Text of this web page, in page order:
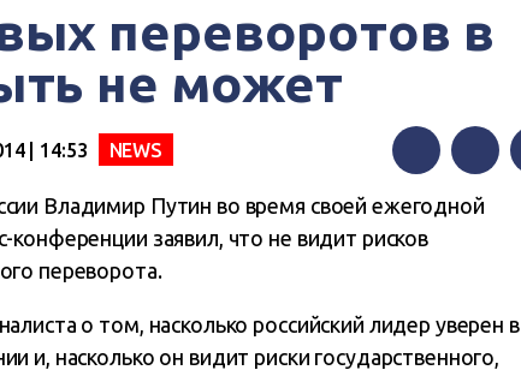
переворотов в
не может
| 14:53 NEWS
FacebookTwitter
Владимир Путин во время своей ежегодной
конференции заявил, что не видит рисков
переворота.
о том, насколько российский лидер уверен в
и, насколько он видит риски государственного,